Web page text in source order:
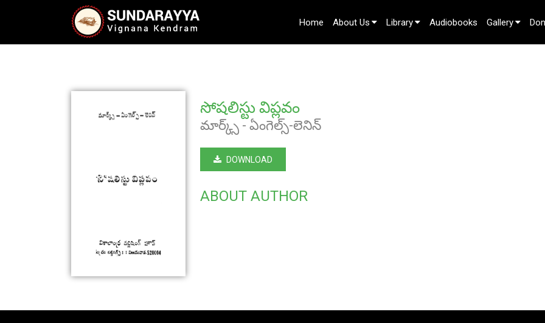
Home About Us Library Audiobooks Gallery
సోషలిస్టు విప్లవం
మార్క్స్ - ఏంగెల్స్-లెనిన్
DOWNLOAD
ABOUT AUTHOR